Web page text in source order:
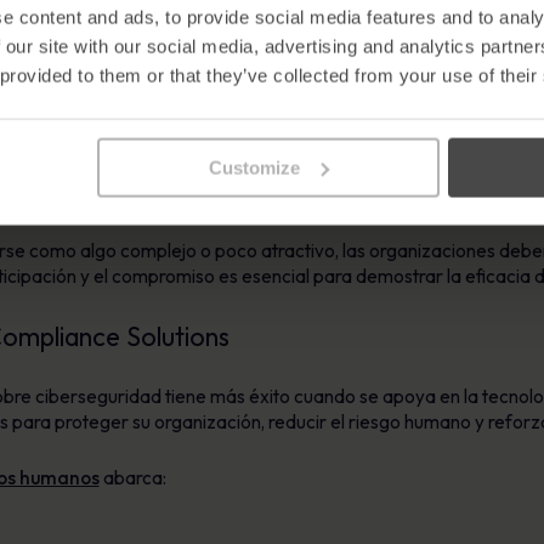
content and ads, to provide social media features and to
site with our social media, advertising and analytics
to them or that they’ve collected from your use of
Customize
cibernético general
de concienciación sobre ciberseguridad
más pruebas de las iniciativas de concienciación en curso.
carteles de concienciación cibernética
, pueden ser muy
como algo complejo o poco atractivo, las organizaciones
y el compromiso es esencial para demostrar la eficacia
Solutions
ciberseguridad tiene más éxito cuando se apoya en la
para proteger su organización, reducir el riesgo humano y
humanosabarca: